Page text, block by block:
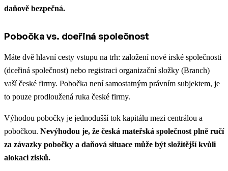
daňově bezpečná.
Pobočka vs. dceřiná společnost
Máte dvě hlavní cesty vstupu na trh: založení nové irské společnosti
(dceřiná společnost) nebo registraci organizační složky (Branch)
vaší české firmy. Pobočka není samostatným právním subjektem, je
to pouze prodloužená ruka české firmy.
Výhodou pobočky je jednodušší tok kapitálu mezi centrálou a
pobočkou. Nevýhodou je, že česká mateřská společnost plně ručí
za závazky pobočky a daňová situace může být složitější kvůli
alokaci zisků.